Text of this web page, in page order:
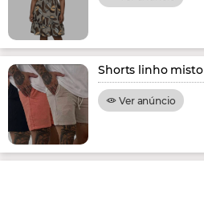
Shorts linho misto
Ver anúncio